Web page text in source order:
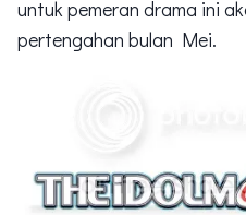
untuk pemeran drama ini
pertengahan bulan Mei.